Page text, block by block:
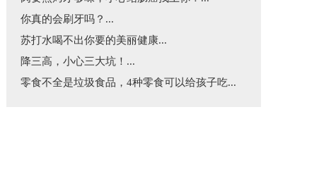
你真的会刷牙吗？...
苏打水喝不出你要的美丽健康...
降三高，小心三大坑！...
零食不全是垃圾食品，4种零食可以给孩子吃...